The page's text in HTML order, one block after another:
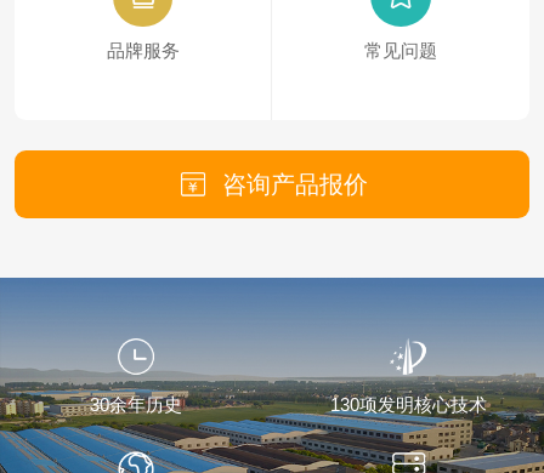
品牌服务 常见问题
咨询产品报价
30余年历史 130项发明核心技术